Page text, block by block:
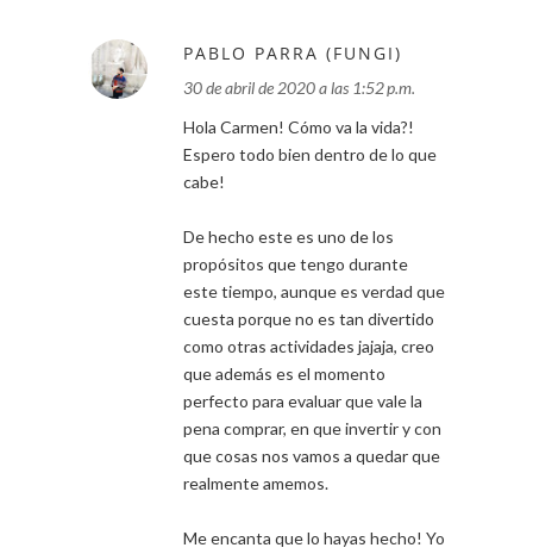
PABLO PARRA (FUNGI)
30 de abril de 2020 a las 1:52 p.m.
Hola Carmen! Cómo va la vida?!
Espero todo bien dentro de lo que
cabe!
De hecho este es uno de los
propósitos que tengo durante
este tiempo, aunque es verdad que
cuesta porque no es tan divertido
como otras actividades jajaja, creo
que además es el momento
perfecto para evaluar que vale la
pena comprar, en que invertir y con
que cosas nos vamos a quedar que
realmente amemos.
Me encanta que lo hayas hecho! Yo